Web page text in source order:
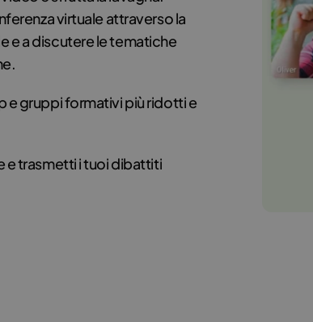
virtuale attraverso la
e a discutere le tematiche
e gruppi formativi più ridotti e
e trasmetti i tuoi dibattiti